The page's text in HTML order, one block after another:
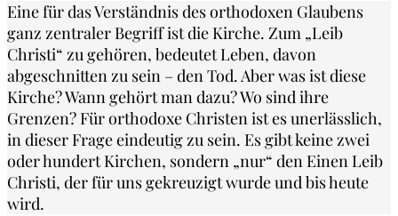
Eine für das Verständnis des orthodoxen Glaubens
ganz zentraler Begriff ist die Kirche. Zum „Leib
Christi“ zu gehören, bedeutet Leben, davon
abgeschnitten zu sein – den Tod. Aber was ist diese
Kirche? Wann gehört man dazu? Wo sind ihre
Grenzen? Für orthodoxe Christen ist es unerlässlich,
in dieser Frage eindeutig zu sein. Es gibt keine zwei
oder hundert Kirchen, sondern „nur“ den Einen Leib
Christi, der für uns gekreuzigt wurde und bis heute
wird.